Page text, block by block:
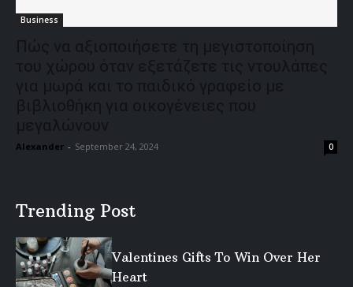
Business
Πώς να αξιοποιήσετε τη μεγιστοποίηση
του χώρου όταν εξετάζετε τις ντουλάπες
για μωρά και το παιδικό γραφείο με
βιβλιοθήκη για οικογένειες που
μεγαλώνουν
Alexander - September 24, 2024 0
Trending Post
Valentines Gifts To Win Over Her
Heart